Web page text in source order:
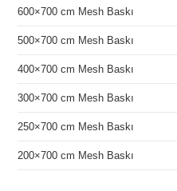
600×700 cm Mesh Baskı
500×700 cm Mesh Baskı
400×700 cm Mesh Baskı
300×700 cm Mesh Baskı
250×700 cm Mesh Baskı
200×700 cm Mesh Baskı